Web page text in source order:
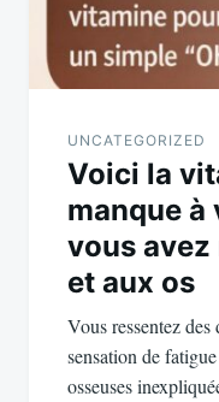
UNCATEGORIZED
Voici la
manque à
vous avez
et aux os
Vous ressentez
sensation de
osseuses